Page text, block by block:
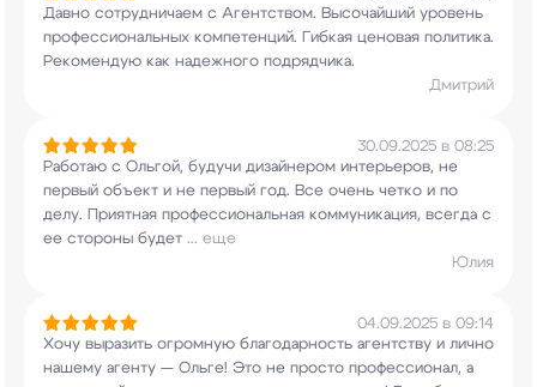
Давно сотрудничаем с Агентством. Высочайший уровень
профессиональных компетенций. Гибкая ценовая политика.
Рекомендую как надежного подрядчика.
Дмитрий
30.09.2025 в 08:25
Работаю с Ольгой, будучи дизайнером интерьеров, не
первый объект и не первый год. Все очень четко и по
делу. Приятная профессиональная коммуникация, всегда с
ее стороны будет ... еще
Юлия
04.09.2025 в 09:14
Хочу выразить огромную благодарность агентству и лично
нашему агенту — Ольге! Это не просто профессионал, а